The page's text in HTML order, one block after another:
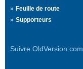
Feuille de route
Supporteurs
Suivre OldVersion.com